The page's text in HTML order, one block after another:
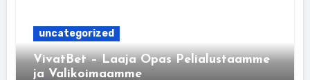
uncategorized
VivatBet – Laaja Opas Pelialustaamme
ja Valikoimaamme